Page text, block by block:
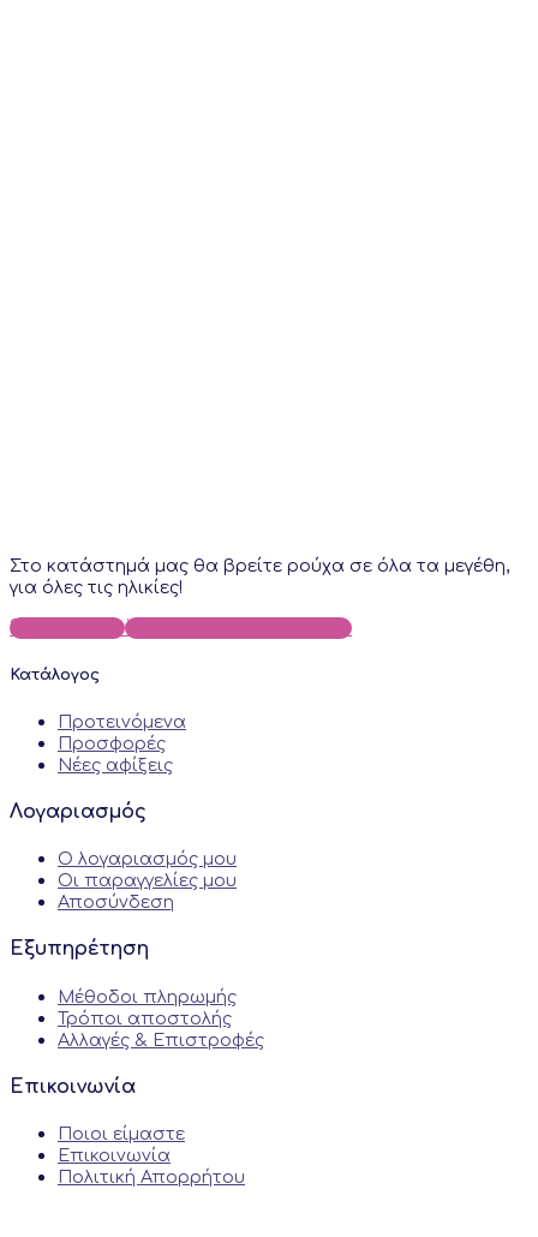
Στο κατάστημά μας θα βρείτε ρούχα σε όλα τα μεγέθη,
για όλες τις ηλικίες!
25410-22018 info@sofi-kokkinidis.gr
Κατάλογος
Προτεινόμενα
Προσφορές
Νέες αφίξεις
Λογαριασμός
Ο λογαριασμός μου
Οι παραγγελίες μου
Αποσύνδεση
Εξυπηρέτηση
Μέθοδοι πληρωμής
Τρόποι αποστολής
Αλλαγές & Επιστροφές
Επικοινωνία
Ποιοι είμαστε
Επικοινωνία
Πολιτική Απορρήτου